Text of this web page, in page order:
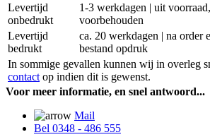
Levertijd
onbedrukt
1-3 werkdagen | uit
voorbehouden
Levertijd
bedrukt
ca. 20 werkdagen | na order
bestand opdruk
In sommige gevallen kunnen wij in overleg
contact op indien dit is gewenst.
Voor meer informatie, en snel antwoord...
Mail
Bel 0348 - 486 555